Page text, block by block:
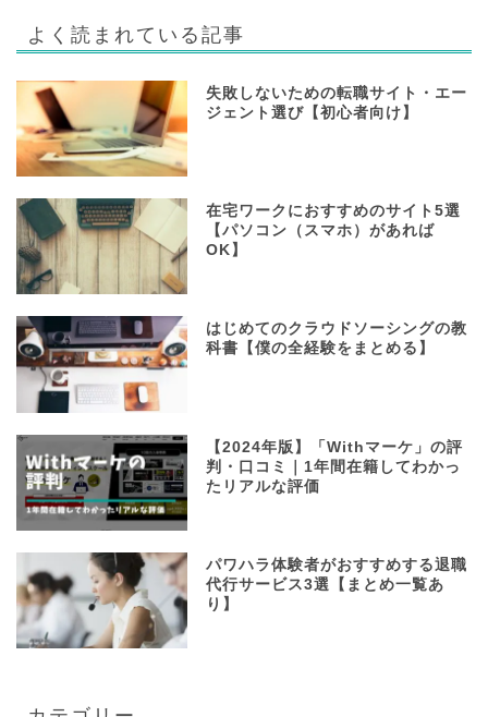
よく読まれている記事
失敗しないための転職サイト・エー
ジェント選び【初心者向け】
在宅ワークにおすすめのサイト5選
【パソコン（スマホ）があれば
OK】
はじめてのクラウドソーシングの教
科書【僕の全経験をまとめる】
【2024年版】「Withマーケ」の評
判・口コミ｜1年間在籍してわかっ
たリアルな評価
パワハラ体験者がおすすめする退職
代行サービス3選【まとめ一覧あ
り】